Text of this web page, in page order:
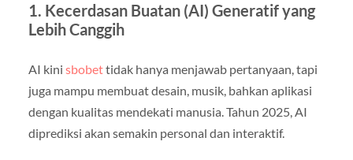
1. Kecerdasan Buatan (AI) Generatif yang
Lebih Canggih
AI kini sbobettidak hanya menjawab pertanyaan, tapi
juga mampu membuat desain, musik, bahkan aplikasi
dengan kualitas mendekati manusia. Tahun 2025, AI
diprediksi akan semakin personal dan interaktif.